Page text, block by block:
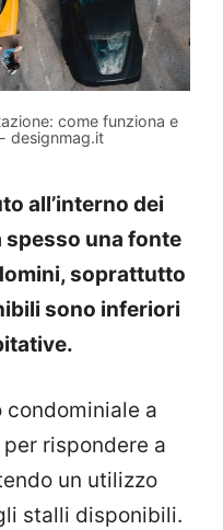
come funziona e
designmag.it
all’interno dei
una fonte
soprattutto
sono inferiori
a
rispondere a
un utilizzo
stalli disponibili.